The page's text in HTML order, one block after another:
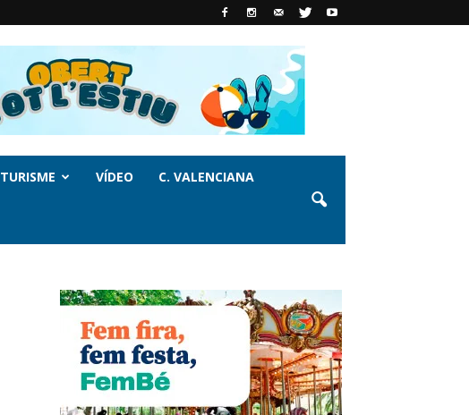
TURISME VÍDEO C. VALENCIANA